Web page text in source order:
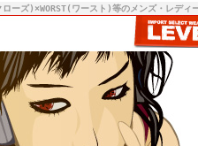
ズ)×WORST(ワースト)等のメンズ・レディ